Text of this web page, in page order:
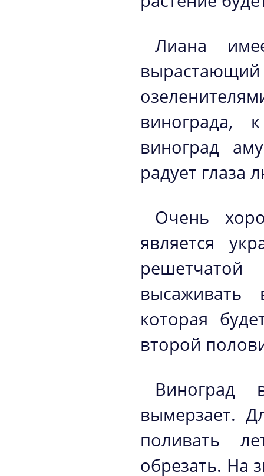
Лиана
винограда,
виноград
радует глаза
Очень
является
решетчатой
высаживать
которая
второй
Виноград
вымерзает.
поливать
обрезать. На